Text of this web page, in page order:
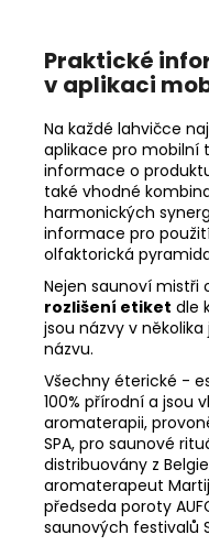
Praktické
v aplikaci
Na každé lahvičce
aplikace pro mobilní
informace o
také vhodné
harmonických
informace pro
olfaktorická
Nejen saunoví mistři
rozlišení etiket dle
jsou názvy v
názvu.
Všechny éterické -
100% přírodní a jsou
aromaterapii,
SPA, pro saunové
distribuovány z
aromaterapeut
předseda poroty
saunových festivalů